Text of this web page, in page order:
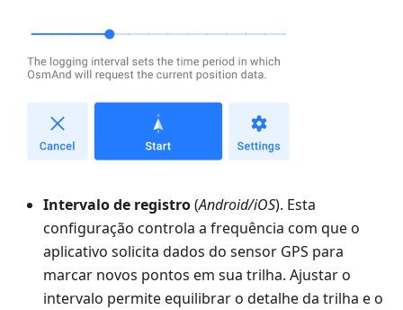
Intervalo de registro(Android/iOS). Esta
configuração controla a frequência com que o
aplicativo solicita dados do sensor GPS para
marcar novos pontos em sua trilha. Ajustar o
intervalo permite equilibrar o detalhe da trilha e o